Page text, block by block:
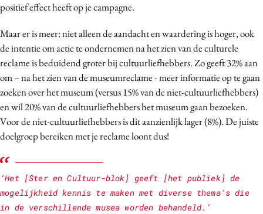
positief effect heeft op je campagne.
Maar er is meer: niet alleen de aandacht en waardering is hoger, ook
de intentie om actie te ondernemen na het zien van de culturele
reclame is beduidend groter bij cultuurliefhebbers. Zo geeft 32% aan
om – na het zien van de museumreclame - meer informatie op te gaan
zoeken over het museum (versus 15% van de niet-cultuurliefhebbers)
en wil 20% van de cultuurliefhebbers het museum gaan bezoeken.
Voor de niet-cultuurliefhebbers is dit aanzienlijk lager (8%). De juiste
doelgroep bereiken met je reclame loont dus!
‘Het [Ster en Cultuur-blok] geeft [het publiek] de
mogelijkheid kennis te maken met diverse thema’s die
in de verschillende musea worden behandeld.’